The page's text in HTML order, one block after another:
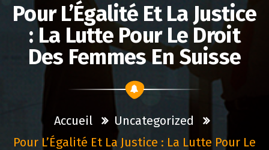
Pour L’Égalité Et La Justice
: La Lutte Pour Le Droit
Des Femmes En Suisse
Accueil
Uncategorized
Pour L’Égalité Et La Justice : La Lutte Pour Le